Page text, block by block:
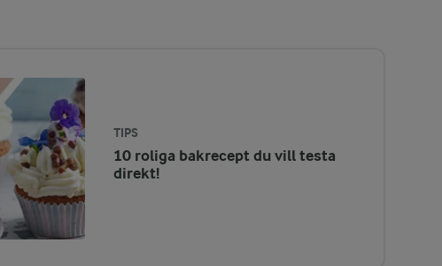
TIPS
10 roliga bakrecept du vill testa
direkt!